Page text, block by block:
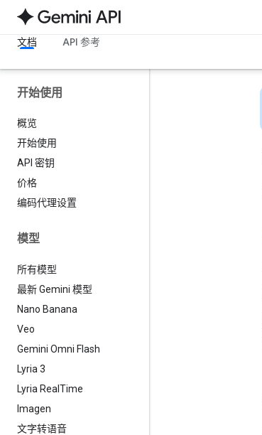
文档 API 参考
开始使用
概览
开始使用
API 密钥
价格
编码代理设置
模型
所有模型
最新 Gemini 模型
Nano Banana
Veo
Gemini Omni Flash
Lyria 3
Lyria Real Time
Imagen
文字转语音